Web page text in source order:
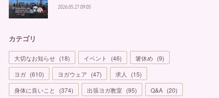
2026.05.27 09:05
カテゴリ
大切なお知らせ (18) イベント (46) 箸休め (9)
ヨガ (610) ヨガウェア (47) 求人 (15)
身体に良いこと
(374) 出張ヨガ教室 (95) Q&A (20)